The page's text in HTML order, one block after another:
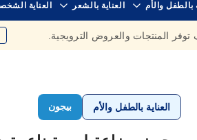
بالطفل والأم العناية بالشعر العناية
توفر المنتجات والعروض الترويجية.
العناية بالطفل والأم بيجون